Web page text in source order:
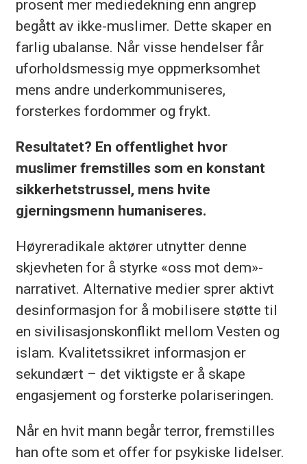
prosent mer mediedekning enn angrep
begått av ikke-muslimer. Dette skaper en
farlig ubalanse. Når visse hendelser får
uforholdsmessig mye oppmerksomhet
mens andre underkommuniseres,
forsterkes fordommer og frykt.
Resultatet? En offentlighet hvor
muslimer fremstilles som en konstant
sikkerhetstrussel, mens hvite
gjerningsmenn humaniseres.
Høyreradikale aktører utnytter denne
skjevheten for å styrke «oss mot dem»-
narrativet. Alternative medier sprer aktivt
desinformasjon for å mobilisere støtte til
en sivilisasjonskonflikt mellom Vesten og
islam. Kvalitetssikret informasjon er
sekundært – det viktigste er å skape
engasjement og forsterke polariseringen.
Når en hvit mann begår terror, fremstilles
han ofte som et offer for psykiske lidelser.